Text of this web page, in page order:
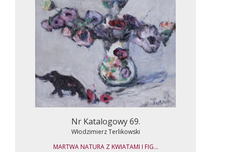
Nr Katalogowy 69.
Włodzimierz Terlikowski
MARTWA NATURA Z KWIATAMI I FIG...